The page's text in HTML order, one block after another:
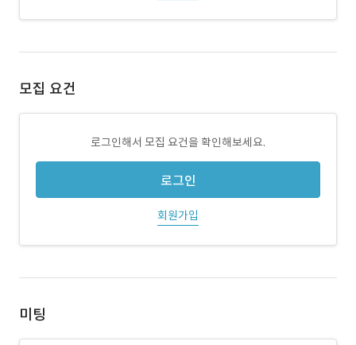
모집 요건
로그인해서 모집 요건을 확인해보세요.
로그인
회원가입
미팅